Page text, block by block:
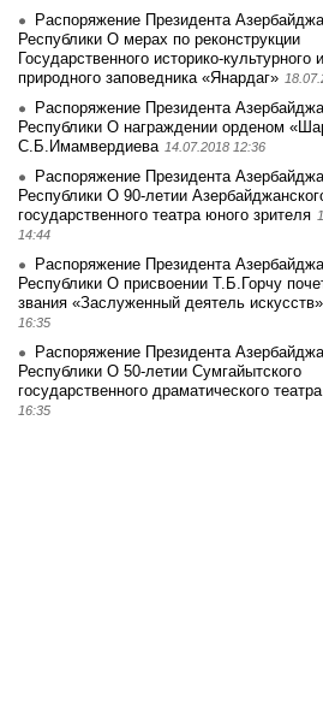
Распоряжение Президента
Республики О мерах по реконструкции
Государственного историко-культурного и
природного заповедника «Янардаг»
Распоряжение Президента
Республики О награждении орденом
С.Б.Имамвердиева 14.07.2018 12:36
Распоряжение Президента
Республики О 90-летии
государственного театра юного зрителя
14:44
Распоряжение Президента
Республики О присвоении Т.Б.Горчу
звания «Заслуженный деятель искусств»
16:35
Распоряжение Президента
Республики О 50-летии Сумгайытского
государственного драматического театра
16:35